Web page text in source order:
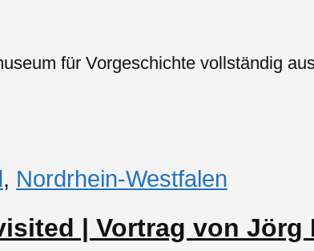
für Vorgeschichte vollständig
, Nordrhein-Westfalen
| Vortrag von Jörg